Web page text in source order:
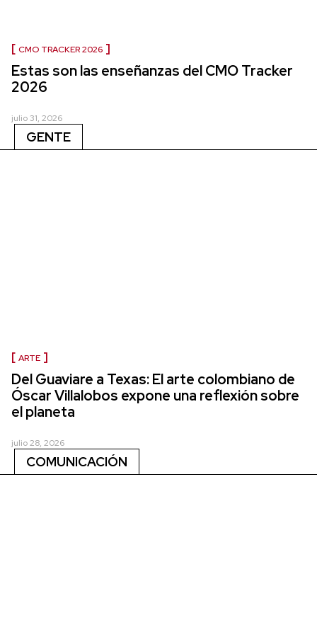
CMO TRACKER 2026
Estas son las enseñanzas del CMO Tracker
2026
julio 31, 2026
GENTE
ARTE
Del Guaviare a Texas: El arte colombiano de
Óscar Villalobos expone una reflexión sobre
el planeta
julio 28, 2026
COMUNICACIÓN